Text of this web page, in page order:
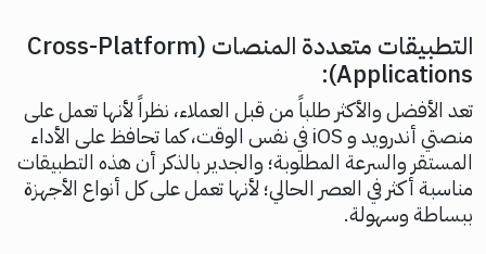
التطبيقات متعددة المنصات (Cross-Platform
Applications):
تعد الأفضل والأكثر طلباً من قبل العملاء، نظراً لأنها تعمل على
منصتي أندرويد و iOS في نفس الوقت، كما تحافظ على الأداء
المستقر والسرعة المطلوبة؛ والجدير بالذكر أن هذه التطبيقات
مناسبة أكثر في العصر الحالي؛ لأنها تعمل على كل أنواع الأجهزة
ببساطة وسهولة.